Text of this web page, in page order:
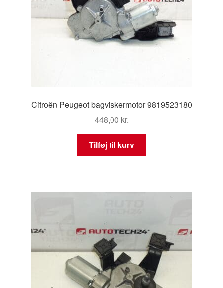
Citroën Peugeot bagviskermotor 9819523180
448,00 kr.
Tilføj til kurv